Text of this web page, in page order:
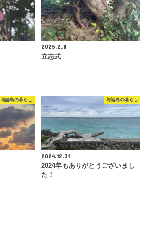
2025.2.8
立志式
与論島の暮らし 与論島の暮らし
2024.12.31
2024年もありがとうございまし
た！